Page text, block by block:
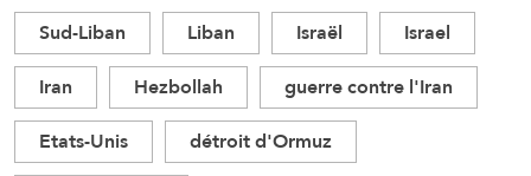
Sud-Liban Liban Israël
Israel
Iran
Hezbollah
guerre contre l'Iran
Etats-Unis
détroit d'Ormuz